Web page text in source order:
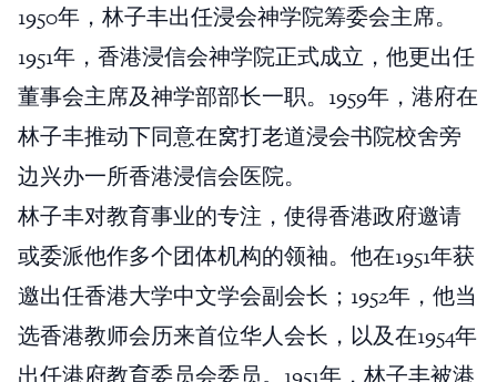
1950年，林子丰出任浸会神学院筹委会主席。
1951年，香港浸信会神学院正式成立，他更出任
董事会主席及神学部部长一职。1959年，港府在
林子丰推动下同意在窝打老道浸会书院校舍旁
边兴办一所香港浸信会医院。
林子丰对教育事业的专注，使得香港政府邀请
或委派他作多个团体机构的领袖。他在1951年获
邀出任香港大学中文学会副会长；1952年，他当
选香港教师会历来首位华人会长，以及在1954年
出任港府教育委员会委员。1951年，林子丰被港